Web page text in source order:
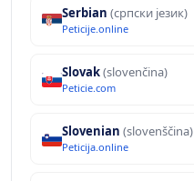
Serbian (српски језик)
Peticije.online
Slovak(slovenčina)
Peticie.com
Slovenian (slovenščina)
Peticija.online